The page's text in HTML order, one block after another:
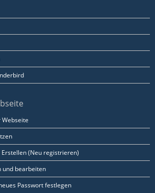
(Neu registrieren)
und bearbeiten
Passwort festlegen